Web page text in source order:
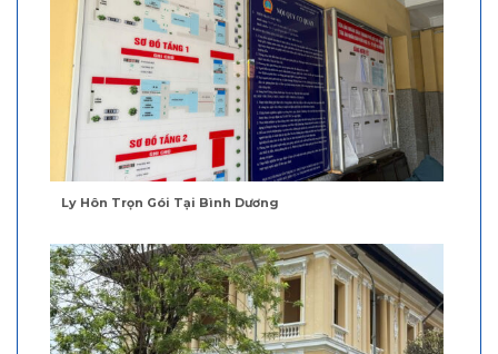
Ly Hôn Trọn Gói Tại Bình Dương